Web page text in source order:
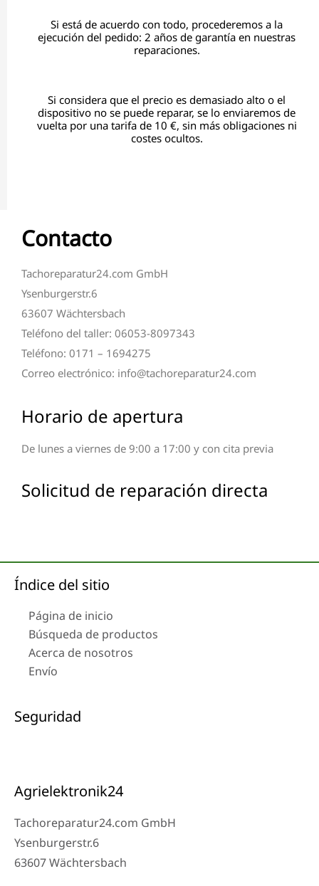
Si está de acuerdo con todo, procederemos a la
ejecución del pedido: 2 años de garantía en nuestras
reparaciones.
Si considera que el precio es demasiado alto o el
dispositivo no se puede reparar, se lo enviaremos de
vuelta por una tarifa de 10 €, sin más obligaciones ni
costes ocultos.
Contacto
Tachoreparatur24.com GmbH
Ysenburgerstr.6
63607 Wächtersbach
Teléfono del taller: 06053-8097343
Teléfono: 0171 – 1694275
Correo electrónico: info@tachoreparatur24.com
Horario de apertura
De lunes a viernes de 9:00 a 17:00 y con cita previa
Solicitud de reparación directa
Índice del sitio
Página de inicio
Búsqueda de productos
Acerca de nosotros
Envío
Seguridad
Agrielektronik24
Tachoreparatur24.com GmbH
Ysenburgerstr.6
63607 Wächtersbach